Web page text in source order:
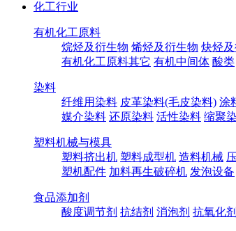
化工行业
有机化工原料
烷烃及衍生物 烯烃及衍生物 炔烃
有机化工原料其它 有机中间体 酸类
染料
纤维用染料 皮革染料(毛皮染料) 涂
媒介染料 还原染料 活性染料 缩聚
塑料机械与模具
塑料挤出机 塑料成型机 造料机械
塑机配件 加料再生破碎机 发泡设备
食品添加剂
酸度调节剂 抗结剂 消泡剂 抗氧化剂